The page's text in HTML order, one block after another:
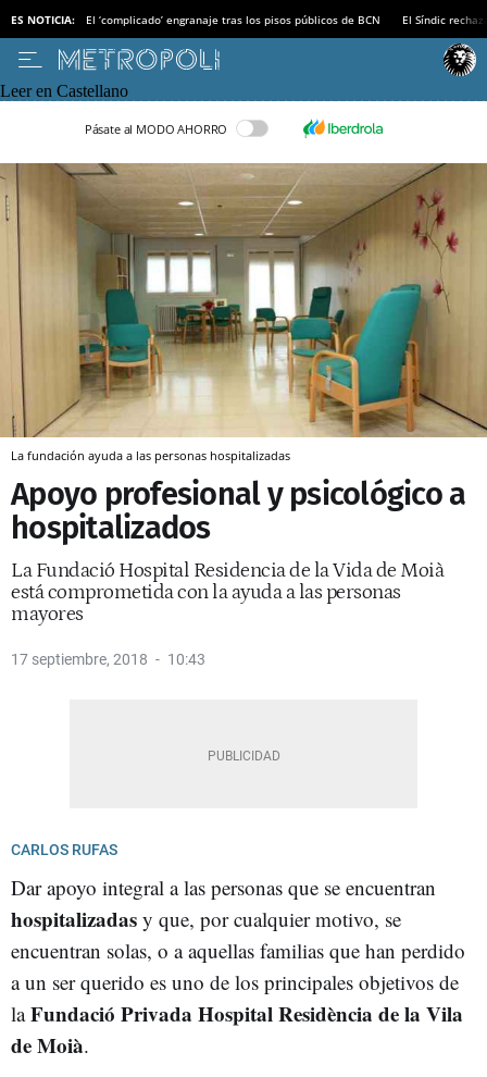
ES NOTICIA: El ‘complicado’ engranaje tras los pisos públicos de BCN El Síndic
Leer en Castellano
Pásate al MODO AHORRO
La fundación ayuda a las personas hospitalizadas
Apoyo profesional y psicológico a
hospitalizados
La Fundació Hospital Residencia de la Vida de Moià
está comprometida con la ayuda a las personas
mayores
17 septiembre, 2018 10:43
CARLOS RUFAS
Dar apoyo integral a las personas que se encuentran
hospitalizadas y que, por cualquier motivo, se
encuentran solas, o a aquellas familias que han perdido
a un ser querido es uno de los principales objetivos de
laFundació Privada Hospital Residència de la Vila
de Moià.